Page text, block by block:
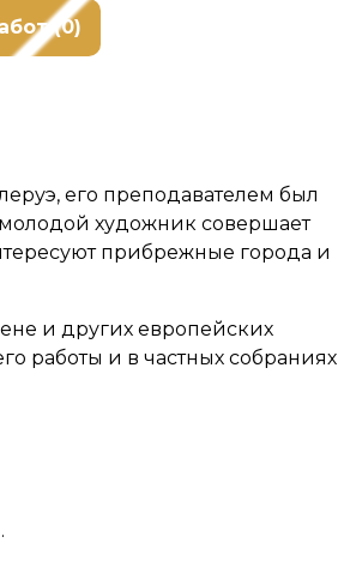
(0)
его преподавателем был
художник совершает
прибрежные города и
и других европейских
работы и в частных собраниях